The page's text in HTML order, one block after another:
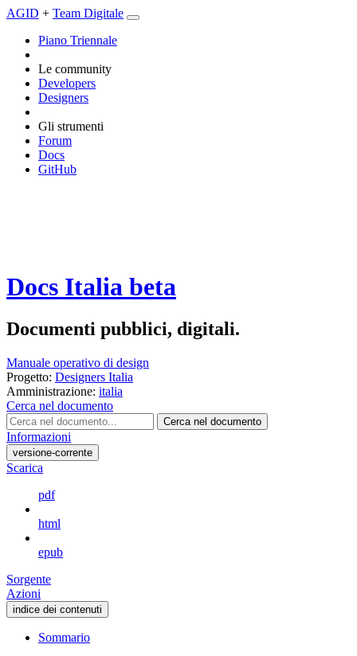
AGID + Team Digitale
Piano Triennale
Le community
Developers
Designers
Gli strumenti
Forum
Docs
GitHub
Docs Italia beta
Documenti pubblici, digitali.
Manuale operativo di design
Progetto: Designers Italia
Amministrazione: italia
Cerca nel documento
Cerca nel documento
Informazioni
versione-corrente
Scarica
pdf
html
epub
Sorgente
Azioni
indice dei contenuti
Sommario